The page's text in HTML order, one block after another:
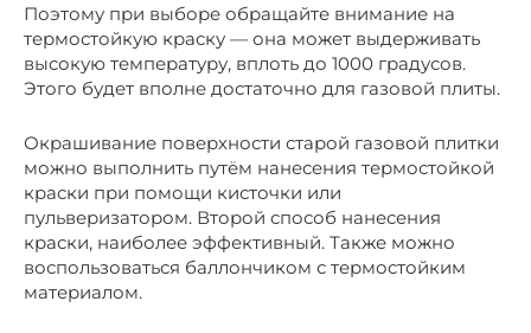
Поэтому при выборе обращайте внимание на
термостойкую краску — она может выдерживать
высокую температуру, вплоть до 1000 градусов.
Этого будет вполне достаточно для газовой плиты.
Окрашивание поверхности старой газовой плитки
можно выполнить путём нанесения термостойкой
краски при помощи кисточки или
пульверизатором. Второй способ нанесения
краски, наиболее эффективный. Также можно
воспользоваться баллончиком с термостойким
материалом.